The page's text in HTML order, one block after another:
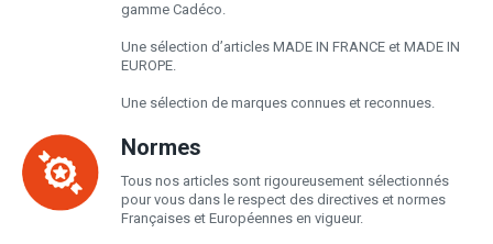
gamme Cadéco.
Une sélection d’articles MADE IN FRANCE et MADE IN
EUROPE.
Une sélection de marques connues et reconnues.
Normes
Tous nos articles sont rigoureusement sélectionnés
pour vous dans le respect des directives et normes
Françaises et Européennes en vigueur.